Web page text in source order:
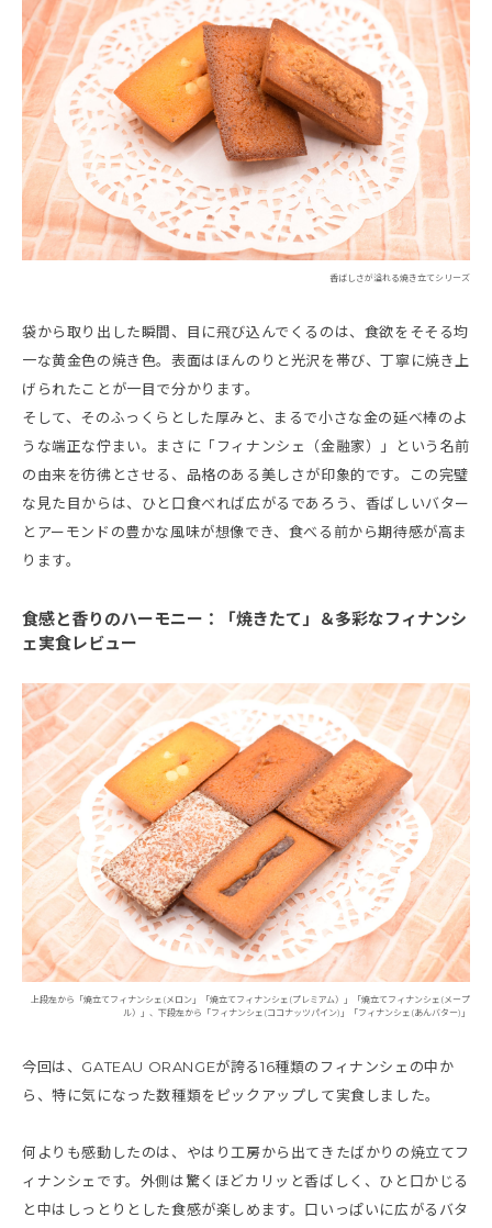
香ばしさが溢れる焼き立てシリーズ
袋から取り出した瞬間、目に飛び込んでくるのは、食欲をそそる均
一な黄金色の焼き色。表面はほんのりと光沢を帯び、丁寧に焼き上
げられたことが一目で分かります。
そして、そのふっくらとした厚みと、まるで小さな金の延べ棒のよ
うな端正な佇まい。まさに「フィナンシェ（金融家）」という名前
の由来を彷彿とさせる、品格のある美しさが印象的です。この完璧
な見た目からは、ひと口食べれば広がるであろう、香ばしいバター
とアーモンドの豊かな風味が想像でき、食べる前から期待感が高ま
ります。
食感と香りのハーモニー：「焼きたて」＆多彩なフィナンシ
ェ実食レビュー
上段左から「焼立てフィナンシェ(メロン」「焼立てフィナンシェ(プレミアム）」「焼立てフィナンシェ(メープ
ル）」、下段左から「フィナンシェ(ココナッツパイン)」「フィナンシェ(あんバター)」
今回は、GATEAU ORANGEが誇る16種類のフィナンシェの中か
ら、特に気になった数種類をピックアップして実食しました。
何よりも感動したのは、やはり工房から出てきたばかりの焼立てフ
ィナンシェです。外側は驚くほどカリッと香ばしく、ひと口かじる
と中はしっとりとした食感が楽しめます。口いっぱいに広がるバタ